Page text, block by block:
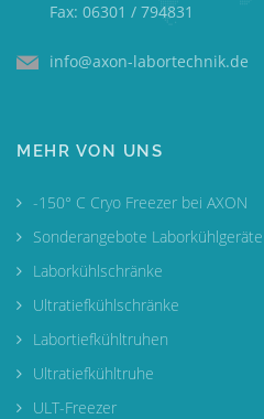
Fax: 06301 / 794831
info@axon-labortechnik.de
MEHR VON UNS
-150° C Cryo Freezer bei AXON
Sonderangebote
Laborkühlschränke
Ultratiefkühlschränke
Labortiefkühltruhen
Ultratiefkühltruhe
ULT-Freezer